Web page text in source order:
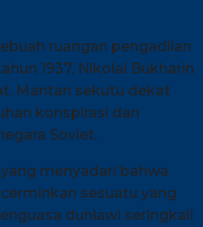
ruangan pengadilan
1937, Nikolai Bukharin
Mantan sekutu dekat
konspirasi dan
Soviet.
menyadari bahwa
sesuatu yang
duniawi seringkali